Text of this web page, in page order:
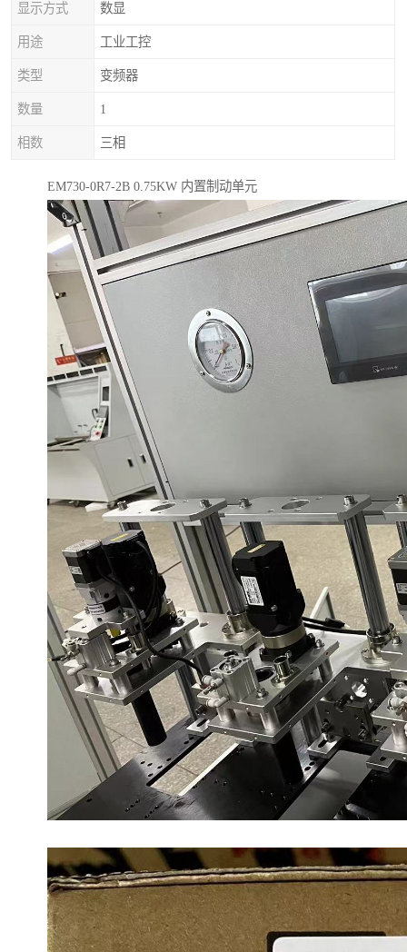
显示方式 数显
用途 工业工控
类型 变频器
数量 1
相数 三相
EM730-0R7-2B 0.75KW 内置制动单元